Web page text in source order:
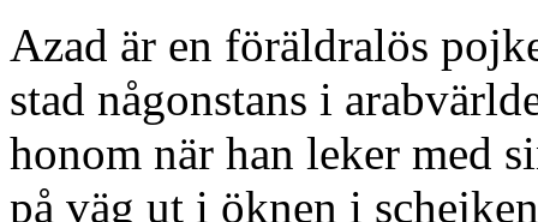
Azad är en föräldralös
stad någonstans i
honom när han leker med
på väg ut i öknen i